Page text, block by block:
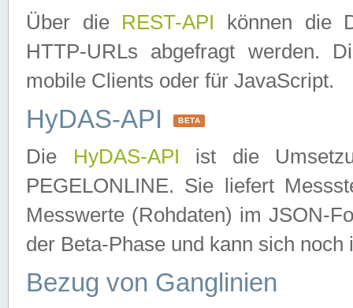
Über die REST-API können die
HTTP-URLs abgefragt werden.
mobile Clients oder für JavaScript.
HyDAS-API BETA
Die HyDAS-API ist die
PEGELONLINE. Sie liefert
Messwerte (Rohdaten) im JSON-
der Beta-Phase und kann sich noch
Bezug von Ganglinien